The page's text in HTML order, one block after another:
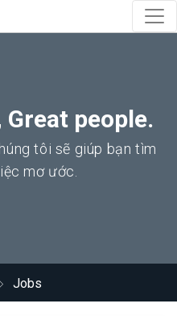
people.
tôi sẽ giúp bạn tìm
mơ ước.
Jobs